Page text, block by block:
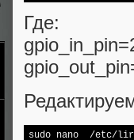
Где: